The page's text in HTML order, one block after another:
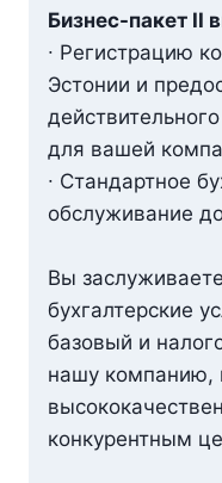
Бизнес-пакет II
∙ Регистрацию
Эстонии и
для вашей
∙ Стандартное
обслуживание
Вы
бухгалтерские
базовый и
нашу компанию,
конкурентным